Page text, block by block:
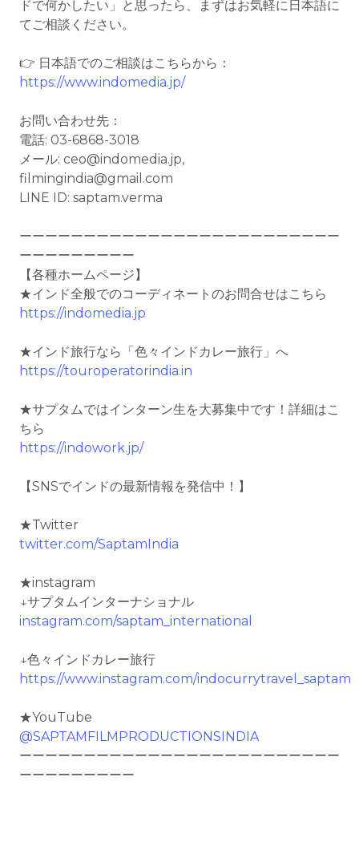
ドで何かしたい」と思ったら、まずはお気軽に日本語に
てご相談ください。
👉 日本語でのご相談はこちらから：
https://www.indomedia.jp/
お問い合わせ先：
電話: 03-6868-3018
メール: ceo@indomedia.jp,
filmingindia@gmail.com
LINE ID: saptam.verma
ーーーーーーーーーーーーーーーーーーーーーーーーー
ーーーーーーーーー
【各種ホームページ】
★インド全般でのコーディネートのお問合せはこちら
https://indomedia.jp
★インド旅行なら「色々インドカレー旅行」へ
https://touroperatorindia.in
★サプタムではインターン生を大募集中です！詳細はこ
ちら
https://indowork.jp/
【SNSでインドの最新情報を発信中！】
★Twitter
twitter.com/SaptamIndia
★instagram
↓サプタムインターナショナル
instagram.com/saptam_international
↓色々インドカレー旅行
https://www.instagram.com/indocurrytravel_saptam
★YouTube
@SAPTAMFILMPRODUCTIONSINDIA
ーーーーーーーーーーーーーーーーーーーーーーーーー
ーーーーーーーーー